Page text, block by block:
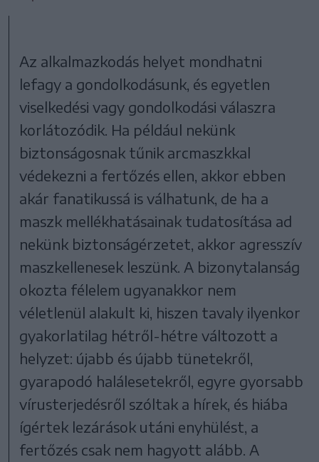
Az alkalmazkodás helyet mondhatni
lefagy a gondolkodásunk, és egyetlen
viselkedési vagy gondolkodási válaszra
korlátozódik. Ha például nekünk
biztonságosnak tűnik arcmaszkkal
védekezni a fertőzés ellen, akkor ebben
akár fanatikussá is válhatunk, de ha a
maszk mellékhatásainak tudatosítása ad
nekünk biztonságérzetet, akkor agresszív
maszkellenesek leszünk. A bizonytalanság
okozta félelem ugyanakkor nem
véletlenül alakult ki, hiszen tavaly ilyenkor
gyakorlatilag hétről-hétre változott a
helyzet: újabb és újabb tünetekről,
gyarapodó halálesetekről, egyre gyorsabb
vírusterjedésről szóltak a hírek, és hiába
ígértek lezárások utáni enyhülést, a
fertőzés csak nem hagyott alább. A